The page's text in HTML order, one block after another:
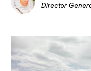
Director